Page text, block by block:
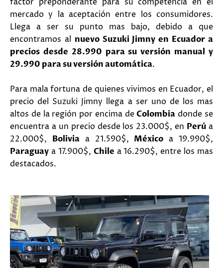
factor preponderante para su competencia en el
mercado y la aceptación entre los consumidores.
Llega a ser su punto mas bajo, debido a que
encontramos al nuevo Suzuki Jimny en Ecuador a
precios desde 28.990 para su versión manual y
29.990 para su versión automática.
Para mala fortuna de quienes vivimos en Ecuador, el
precio del Suzuki Jimny llega a ser uno de los mas
altos de la región por encima deColombia donde se
encuentra a un precio desde los 23.000$, en Perú a
22.000$, Boliviaa 21.590$, México a 19.990$,
Paraguay a 17.900$, Chile a 16.290$, entre los mas
destacados.